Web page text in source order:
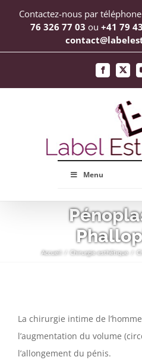
PasserContactez-nous par
76 326 77 03 ou +41 79
Facebook
X
Menu
Accueil Chirurgie esthétique
La chirurgie intime de
l’augmentation du volume
l’allongement du pénis.